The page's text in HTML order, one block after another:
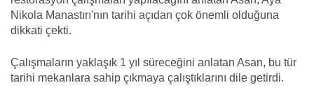
Nikola Manastırı'nın tarihi açıdan çok önemli olduğuna
dikkati çekti.
Çalışmaların yaklaşık 1 yıl süreceğini anlatan Asan, bu tür
tarihi mekanlara sahip çıkmaya çalıştıklarını dile getirdi.